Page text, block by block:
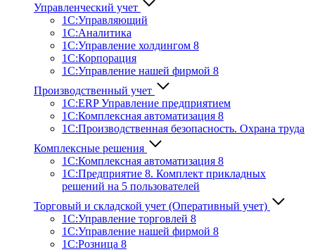
Управленческий учет
1С:Управляющий
1С:Аналитика
1С:Управление холдингом 8
1С:Корпорация
1С:Управление нашей фирмой 8
Производственный учет
1С:ERP Управление предприятием
1С:Комплексная автоматизация 8
1С:Производственная безопасность. Охрана труда
Комплексные решения
1С:Комплексная автоматизация 8
1С:Предприятие 8. Комплект прикладных
решений на 5 пользователей
Торговый и складской учет (Оперативный учет)
1С:Управление торговлей 8
1С:Управление нашей фирмой 8
1С:Розница 8